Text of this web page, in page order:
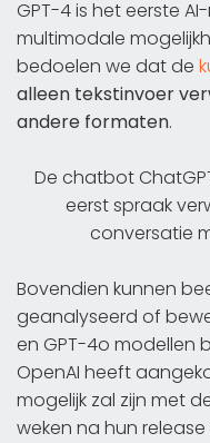
GPT-4 is het eerste
multimodale
bedoelen we dat de
alleen tekstinvoer
andere formaten.
De chatbot
eerst spraak
conversatie
Bovendien kunnen
geanalyseerd of
en GPT-4o modellen
OpenAI heeft
mogelijk zal zijn met
weken na hun release